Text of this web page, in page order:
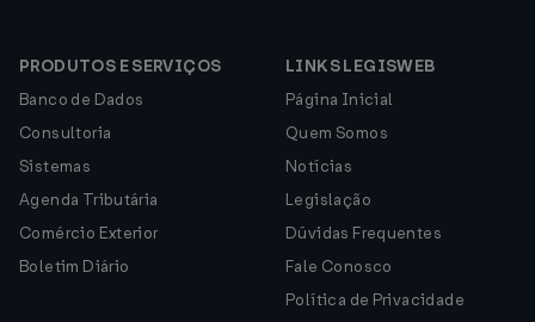
PRODUTOS E SERVIÇOS
Banco de Dados
Consultoria
Sistemas
Agenda Tributária
Comércio Exterior
Boletim Diário
LINKS LEGISWEB
Página Inicial
Quem Somos
Notícias
Legislação
Dúvidas Frequentes
Fale Conosco
Política de Privacidade